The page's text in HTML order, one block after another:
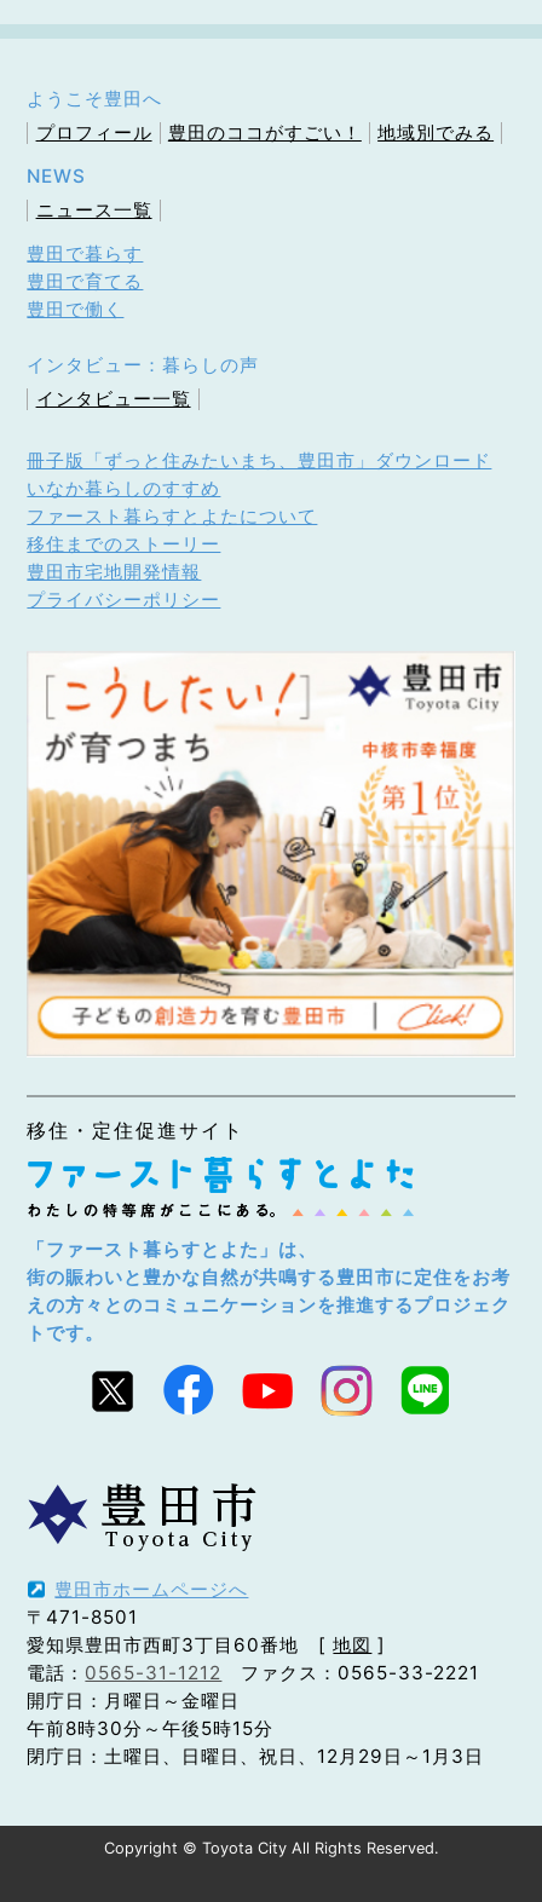
ようこそ豊田へ
プロフィール
豊田のココがすごい！
地域別でみる
NEWS
ニュース一覧
豊田で暮らす
豊田で育てる
豊田で働く
インタビュー：暮らしの声
インタビュー一覧
冊子版「ずっと住みたいまち、豊田市」ダウンロード
いなか暮らしのすすめ
ファースト暮らすとよたについて
移住までのストーリー
豊田市宅地開発情報
プライバシーポリシー
移住・定住促進サイト
「ファースト暮らすとよた」は、
街の賑わいと豊かな自然が共鳴する豊田市に定住をお考
えの方々とのコミュニケーションを推進するプロジェク
トです。
豊田市ホームページへ
〒471-8501
愛知県豊田市西町3丁目60番地 [地図 ]
電話： 0565-31-1212 ファクス：0565-33-2221
開庁日：月曜日～金曜日
午前8時30分～午後5時15分
閉庁日：土曜日、日曜日、祝日、12月29日～1月3日
Copyright © Toyota City All Rights Reserved.